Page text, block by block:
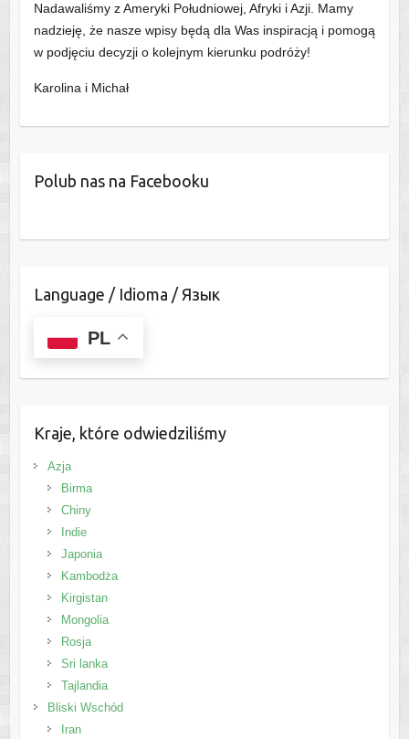
Nadawaliśmy z Ameryki Południowej, Afryki i Azji. Mamy
nadzieję, że nasze wpisy będą dla Was inspiracją i pomogą
w podjęciu decyzji o kolejnym kierunku podróży!
Karolina i Michał
Polub nas na Facebooku
Language / Idioma / Язык
PL
Kraje, które odwiedziliśmy
Azja
Birma
Chiny
Indie
Japonia
Kambodża
Kirgistan
Mongolia
Rosja
Sri lanka
Tajlandia
Bliski Wschód
Iran